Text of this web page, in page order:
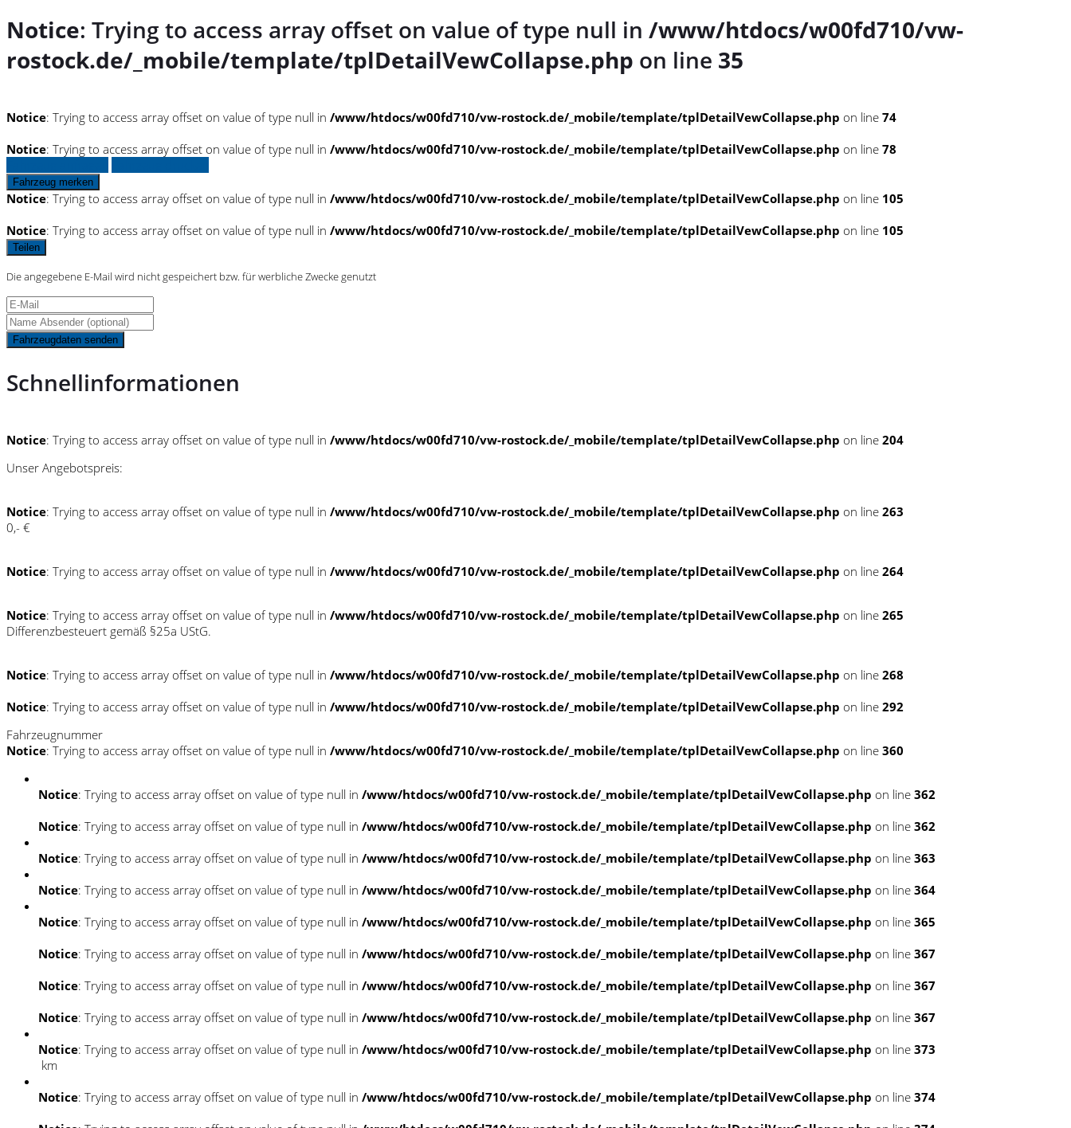
Notice: Trying to access array offset on value of type null in /www/htdocs/w00fd710/vw-
rostock.de/_mobile/template/tplDetailVewCollapse.php on line 35
Notice: Trying to access array offset on value of type null in /www/htdocs/w00fd710/vw-rostock.de/_mobile/template/tplDetailVewCollapse.php on line 74
Notice: Trying to access array offset on value of type null in /www/htdocs/w00fd710/vw-rostock.de/_mobile/template/tplDetailVewCollapse.php on line 78
Fahrzeug merken
Notice: Trying to access array offset on value of type null in /www/htdocs/w00fd710/vw-rostock.de/_mobile/template/tplDetailVewCollapse.php on line 105
Notice: Trying to access array offset on value of type null in /www/htdocs/w00fd710/vw-rostock.de/_mobile/template/tplDetailVewCollapse.php on line 105
Teilen
Die angegebene E-Mail wird nicht gespeichert bzw. für werbliche Zwecke genutzt
Fahrzeugdaten senden
Schnellinformationen
Notice: Trying to access array offset on value of type null in /www/htdocs/w00fd710/vw-rostock.de/_mobile/template/tplDetailVewCollapse.php on line 204
Unser Angebotspreis:
Notice: Trying to access array offset on value of type null in /www/htdocs/w00fd710/vw-rostock.de/_mobile/template/tplDetailVewCollapse.php on line 263
0,- €
Notice: Trying to access array offset on value of type null in /www/htdocs/w00fd710/vw-rostock.de/_mobile/template/tplDetailVewCollapse.php on line 264
Notice: Trying to access array offset on value of type null in /www/htdocs/w00fd710/vw-rostock.de/_mobile/template/tplDetailVewCollapse.php on line 265
Differenzbesteuert gemäß §25a UStG.
Notice: Trying to access array offset on value of type null in /www/htdocs/w00fd710/vw-rostock.de/_mobile/template/tplDetailVewCollapse.php on line 268
Notice: Trying to access array offset on value of type null in /www/htdocs/w00fd710/vw-rostock.de/_mobile/template/tplDetailVewCollapse.php on line 292
Fahrzeugnummer
Notice: Trying to access array offset on value of type null in /www/htdocs/w00fd710/vw-rostock.de/_mobile/template/tplDetailVewCollapse.php on line 360
Notice: Trying to access array offset on value of type null in /www/htdocs/w00fd710/vw-rostock.de/_mobile/template/tplDetailVewCollapse.php on line 362
Notice: Trying to access array offset on value of type null in /www/htdocs/w00fd710/vw-rostock.de/_mobile/template/tplDetailVewCollapse.php on line 362
Notice: Trying to access array offset on value of type null in /www/htdocs/w00fd710/vw-rostock.de/_mobile/template/tplDetailVewCollapse.php on line 363
Notice: Trying to access array offset on value of type null in /www/htdocs/w00fd710/vw-rostock.de/_mobile/template/tplDetailVewCollapse.php on line 364
Notice: Trying to access array offset on value of type null in /www/htdocs/w00fd710/vw-rostock.de/_mobile/template/tplDetailVewCollapse.php on line 365
Notice: Trying to access array offset on value of type null in /www/htdocs/w00fd710/vw-rostock.de/_mobile/template/tplDetailVewCollapse.php on line 367
Notice: Trying to access array offset on value of type null in /www/htdocs/w00fd710/vw-rostock.de/_mobile/template/tplDetailVewCollapse.php on line 367
Notice: Trying to access array offset on value of type null in /www/htdocs/w00fd710/vw-rostock.de/_mobile/template/tplDetailVewCollapse.php on line 367
Notice: Trying to access array offset on value of type null in /www/htdocs/w00fd710/vw-rostock.de/_mobile/template/tplDetailVewCollapse.php on line 373
km
Notice: Trying to access array offset on value of type null in /www/htdocs/w00fd710/vw-rostock.de/_mobile/template/tplDetailVewCollapse.php on line 374